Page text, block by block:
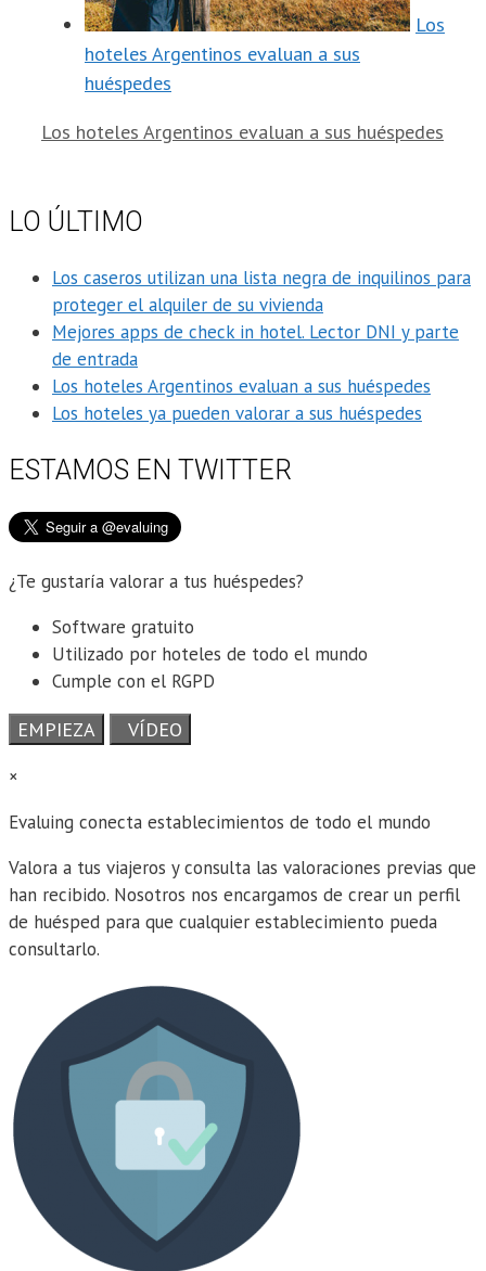
Los
hoteles Argentinos evaluan a sus
huéspedes
Los hoteles Argentinos evaluan a sus huéspedes
LO ÚLTIMO
Los caseros utilizan una lista negra de inquilinos para
proteger el alquiler de su vivienda
Mejores apps de check in hotel. Lector DNI y parte
de entrada
Los hoteles Argentinos evaluan a sus huéspedes
Los hoteles ya pueden valorar a sus huéspedes
ESTAMOS EN TWITTER
¿Te gustaría valorar a tus huéspedes?
Software gratuito
Utilizado por hoteles de todo el mundo
Cumple con el RGPD
EMPIEZA VÍDEO
×
Evaluing conecta establecimientos de todo el mundo
Valora a tus viajeros y consulta las valoraciones previas que
han recibido. Nosotros nos encargamos de crear un perfil
de huésped para que cualquier establecimiento pueda
consultarlo.